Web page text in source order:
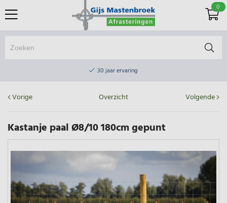
0
30 jaar ervaring
30 jaar ervaring
Elektrisch afrasteringsmateriaal gratis verzending vanaf €75
Vorige Overzicht Volgende
Kastanje paal Ø8/10 180cm gepunt